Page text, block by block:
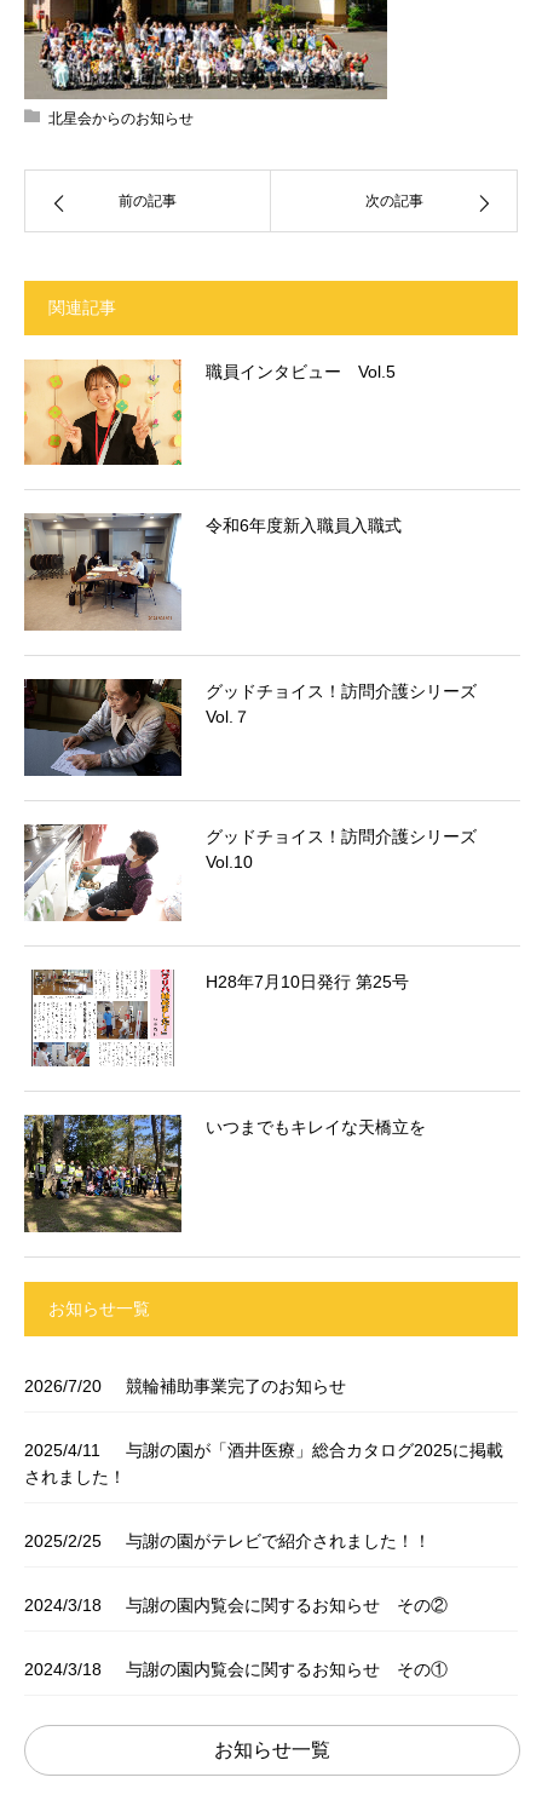
北星会からのお知らせ
前の記事 次の記事
関連記事
職員インタビュー Vol.5
令和6年度新入職員入職式
グッドチョイス！訪問介護シリーズ
Vol.７
グッドチョイス！訪問介護シリーズ
Vol.10
H28年7月10日発行 第25号
いつまでもキレイな天橋立を
お知らせ一覧
2026/7/20 競輪補助事業完了のお知らせ
2025/4/11
与謝の園が「酒井医療」総合カタログ2025に掲載
されました！
2025/2/25 与謝の園がテレビで紹介されました！！
2024/3/18 与謝の園内覧会に関するお知らせ その②
2024/3/18 与謝の園内覧会に関するお知らせ その①
お知らせ一覧